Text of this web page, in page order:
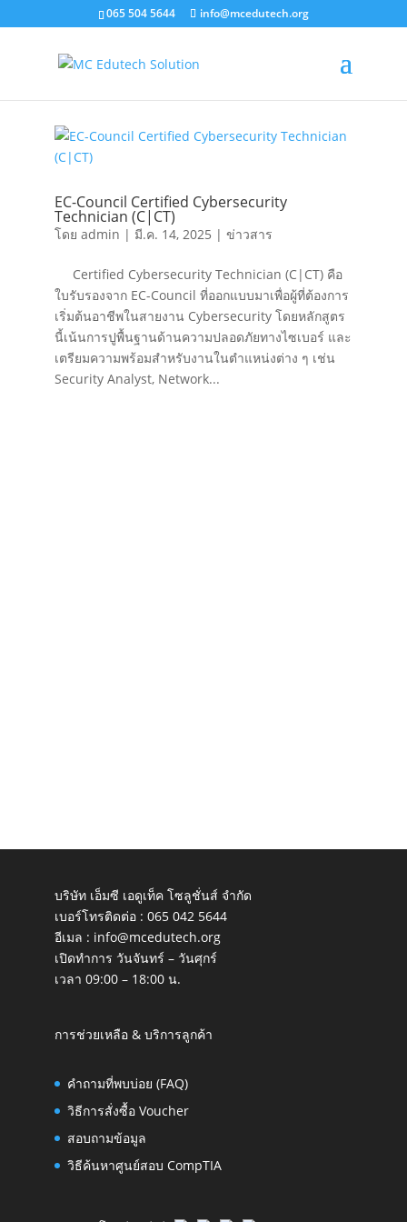
065 504 5644 info@mcedutech.org
EC-Council Certified Cybersecurity
Technician (C|CT)
โดย admin | มี.ค. 14, 2025 | ข่าวสาร
Certified Cybersecurity Technician (C|CT) คือ
ใบรับรองจาก EC-Council ที่ออกแบบมาเพื่อผู้ที่ต้องการ
เริ่มต้นอาชีพในสายงาน Cybersecurity โดยหลักสูตร
นี้เน้นการปูพื้นฐานด้านความปลอดภัยทางไซเบอร์ และ
เตรียมความพร้อมสำหรับงานในตำแหน่งต่าง ๆ เช่น
Security Analyst, Network...
บริษัท เอ็มซี เอดูเท็ค โซลูชั่นส์ จำกัด
เบอร์โทรติดต่อ : 065 042 5644
อีเมล : info@mcedutech.org
เปิดทำการ วันจันทร์ – วันศุกร์
เวลา 09:00 – 18:00 น.
การช่วยเหลือ & บริการลูกค้า
คำถามที่พบบ่อย (FAQ)
วิธีการสั่งซื้อ Voucher
สอบถามข้อมูล
วิธีค้นหาศูนย์สอบ CompTIA